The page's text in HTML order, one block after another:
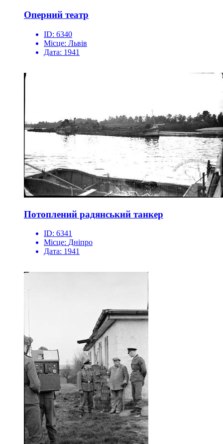
Оперний театр
ID: 6340
Місце: Львів
Дата: 1941
Потоплений радянський танкер
ID: 6341
Місце: Дніпро
Дата: 1941